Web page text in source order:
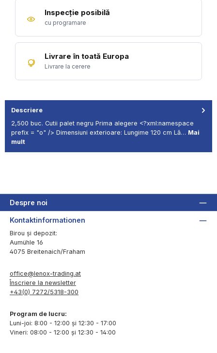
Inspecție posibilă
cu programare
Livrare în toată Europa
Livrare la cerere
Descriere
2,500 buc. Cutii palet negru Prima alegere <?xml:namespace
prefix = "o" /> Dimensiuni exterioare: Lungime 120 cm Lă… Mai
mult
Despre noi
Kontaktinformationen
Birou și depozit:
Aumühle 16
4075 Breitenaich/Fraham
office@lenox-trading.at
Înscriere la newsletter
+43(0) 7272/5318-300
Program de lucru:
Luni-joi: 8:00 - 12:00 și 12:30 - 17:00
Vineri: 08:00 - 12:00 și 12:30 - 14:00